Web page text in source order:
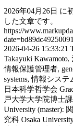
2026年04月26日 に
した文章です。
https://
2026-04-26 15:33:21
Takayuki Kawamoto,
情報保護管理者,
systems, 情報システ
日本科学哲学会
戸大学大学院博士
University (master):
究科 Osaka